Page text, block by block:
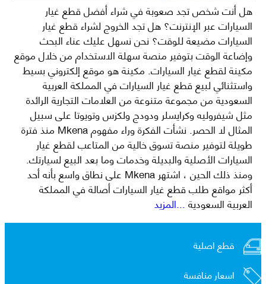
هل أنت شخص تجد صعوبة في شراء أفضل قطع غيار
السيارات عبر الإنترنت؟ هل تجد الخروج لشراء قطع غيار
السيارات مضيعة للوقت؟ نحن نسهل عليك عناء البحث
وإضاعة الوقت بتوفير منصة سهلة الاستخدام من خلال موقع
مكينة لقطع غيار السيارات. مكينة هو موقع إلكتروني بسيط
واستثنائي لبيع قطع غيار السيارات في المملكة العربية
السعودية من مجموعة متنوعة من العلامات التجارية الرائدة
مثل شيفروليه وكرايسلر ودودج ولكزس وتويوتا على سبيل
المثال لا الحصر. نشأت الفكرة وراء مفهوم Mkena منذ فترة
طويلة لتوفير منصة تسوق خالية من المتاعب لقطع غيار
السيارات الأصلية والبديلة وخدمات وما بعد البيع لسيارتك.
ومنذ ذلك الحين ، اشتهر Mkena على نطاق واسع بأنه أحد
أكثر مواقع طلب قطع غيار السيارات أصالة في المملكة
العربية السعودية...المزيد
قطع اصلية
اسعار منافسة